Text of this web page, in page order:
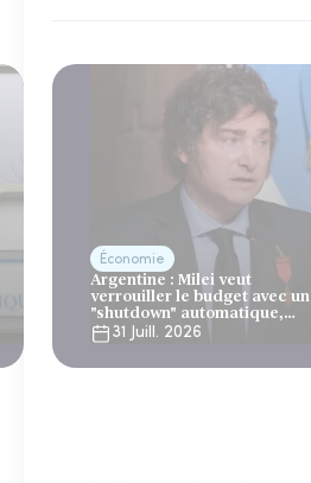
Économie
Argentine : Milei veut
verrouiller le budget avec un
"shutdown" automatique,
sous le regard bienveillant
du FMI
31 Juill. 2026